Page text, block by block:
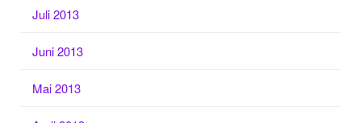
Juli 2013
Juni 2013
Mai 2013